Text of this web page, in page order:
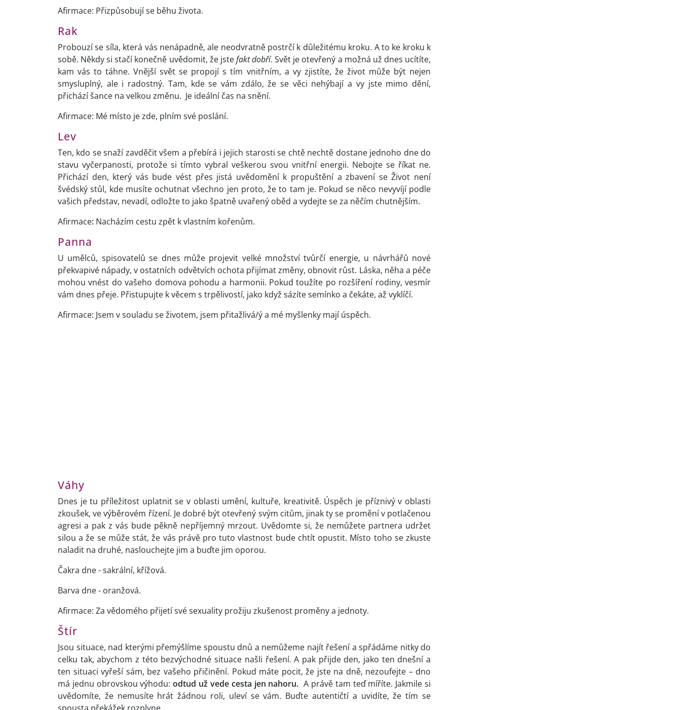
Afirmace: Přizpůsobují se běhu života.
Rak
Probouzí se síla, která vás nenápadně, ale neodvratně postrčí k důležitému kroku. A to ke kroku k
sobě. Někdy si stačí konečně uvědomit, že jstefakt dobří. Svět je otevřený a možná už dnes ucítíte,
kam vás to táhne. Vnější svět se propojí s tím vnitřním, a vy zjistíte, že život může být nejen
smysluplný, ale i radostný. Tam, kde se vám zdálo, že se věci nehýbají a vy jste mimo dění,
přichází šance na velkou změnu. Je ideální čas na snění.
Afirmace: Mé místo je zde, plním své poslání.
Lev
Ten, kdo se snaží zavděčit všem a přebírá i jejich starosti se chtě nechtě dostane jednoho dne do
stavu vyčerpanosti, protože si tímto vybral veškerou svou vnitřní energii. Nebojte se říkat ne.
Přichází den, který vás bude vést přes jistá uvědomění k propuštění a zbavení se Život není
švédský stůl, kde musíte ochutnat všechno jen proto, že to tam je. Pokud se něco nevyvíjí podle
vašich představ, nevadí, odložte to jako špatně uvařený oběd a vydejte se za něčím chutnějším.
Afirmace: Nacházím cestu zpět k vlastním kořenům.
Panna
U umělců, spisovatelů se dnes může projevit velké množství tvůrčí energie, u návrhářů nové
překvapivé nápady, v ostatních odvětvích ochota přijímat změny, obnovit růst. Láska, něha a péče
mohou vnést do vašeho domova pohodu a harmonii. Pokud toužíte po rozšíření rodiny, vesmír
vám dnes přeje. Přistupujte k věcem s trpělivostí, jako když sázíte semínko a čekáte, až vyklíčí.
Afirmace: Jsem v souladu se životem, jsem přitažlivá/ý a mé myšlenky mají úspěch.
Váhy
Dnes je tu příležitost uplatnit se v oblasti umění, kultuře, kreativitě. Úspěch je příznivý v oblasti
zkoušek, ve výběrovém řízení. Je dobré být otevřený svým citům, jinak ty se promění v potlačenou
agresi a pak z vás bude pěkně nepříjemný mrzout. Uvědomte si, že nemůžete partnera udržet
silou a že se může stát, že vás právě pro tuto vlastnost bude chtít opustit. Místo toho se zkuste
naladit na druhé, naslouchejte jim a buďte jim oporou.
Čakra dne - sakrální, křížová.
Barva dne - oranžová.
Afirmace: Za vědomého přijetí své sexuality prožiju zkušenost proměny a jednoty.
Štír
Jsou situace, nad kterými přemýšlíme spoustu dnů a nemůžeme najít řešení a spřádáme nitky do
celku tak, abychom z této bezvýchodné situace našli řešení. A pak přijde den, jako ten dnešní a
ten situaci vyřeší sám, bez vašeho přičinění. Pokud máte pocit, že jste na dně, nezoufejte – dno
má jednu obrovskou výhodu:odtud už vede cesta jen nahoru. A právě tam teď míříte. Jakmile si
uvědomíte, že nemusíte hrát žádnou roli, uleví se vám. Buďte autentičtí a uvidíte, že tím se